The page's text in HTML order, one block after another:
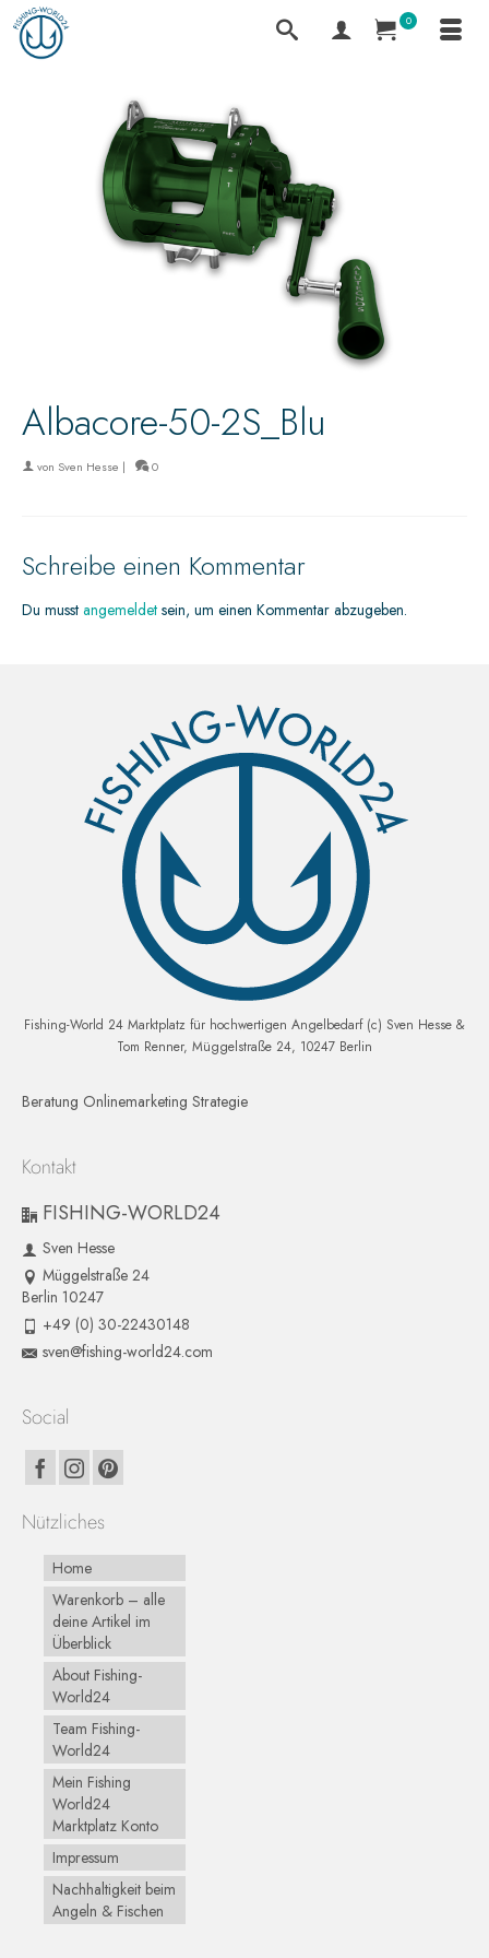
0
Albacore-50-2S_Blu
von Sven Hesse | 0
Schreibe einen Kommentar
Du musst angemeldet sein, um einen Kommentar abzugeben.
Fishing-World 24 Marktplatz für hochwertigen Angelbedarf (c) Sven Hesse &
Tom Renner, Müggelstraße 24, 10247 Berlin
Beratung Onlinemarketing Strategie
Kontakt
FISHING-WORLD24
Sven Hesse
Müggelstraße 24
Berlin 10247
+49 (0) 30-22430148
sven@fishing-world24.com
Social
Nützliches
Home
Warenkorb – alle
deine Artikel im
Überblick
About Fishing-
World24
Team Fishing-
World24
Mein Fishing
World24
Marktplatz Konto
Impressum
Nachhaltigkeit beim
Angeln & Fischen